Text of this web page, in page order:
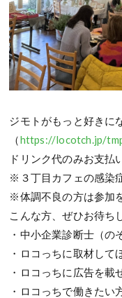
ジモトがもっと好きに
（https://locotch.jp/
ドリンク代のみお支払
※３丁目カフェの感染
※体調不良の方は参加
こんな方、ぜひお待ち
・中小企業診断士（の
・ロコっちに取材して
・ロコっちに広告を載
・ロコっちで働きたい